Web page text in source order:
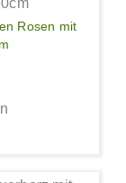
Rosen mit